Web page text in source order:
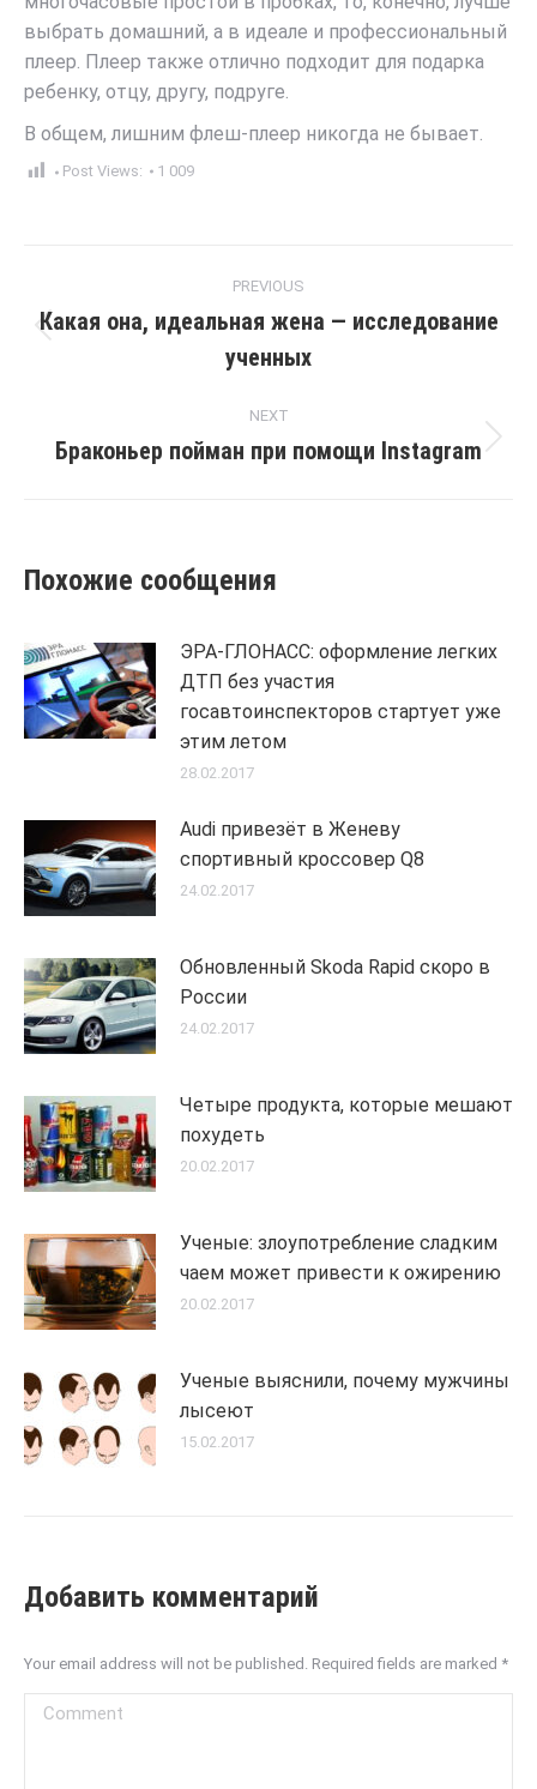
выбрать домашний, а в идеале и профессиональный
плеер. Плеер также отлично подходит для подарка
ребенку, отцу, другу, подруге.
В общем, лишним флеш-плеер никогда не бывает.
Post Views: 1 009
navigation
PREVIOUS
post:
Какая она, идеальная жена — исследование
ученных
NEXT
Next
Браконьер пойман при помощи Instagram
Похожие сообщения
ЭРА-ГЛОНАСС: оформление легких
ДТП без участия
госавтоинспекторов стартует уже
этим летом
28.02.2017
Audi привезёт в Женеву
спортивный кроссовер Q8
24.02.2017
Обновленный Skoda Rapid скоро в
России
24.02.2017
Четыре продукта, которые мешают
похудеть
20.02.2017
Ученые: злоупотребление сладким
чаем может привести к ожирению
20.02.2017
Ученые выяснили, почему мужчины
лысеют
15.02.2017
Добавить комментарий
Your email address will not be published. Required fields are marked *
Comment